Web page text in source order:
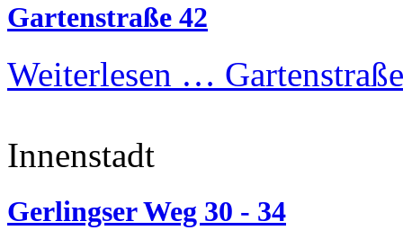
Gartenstraße 42
Weiterlesen …
Innenstadt
Gerlingser Weg 30 - 34